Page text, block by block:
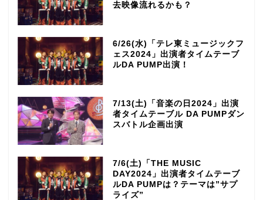
去映像流れるかも？
6/26(水)「テレ東ミュージックフ
ェス2024」出演者タイムテーブ
ルDA PUMP出演！
7/13(土)「音楽の日2024」出演
者タイムテーブル DA PUMPダン
スバトル企画出演
7/6(土)「THE MUSIC
DAY2024」出演者タイムテーブ
ルDA PUMPは？テーマは”サプ
ライズ”